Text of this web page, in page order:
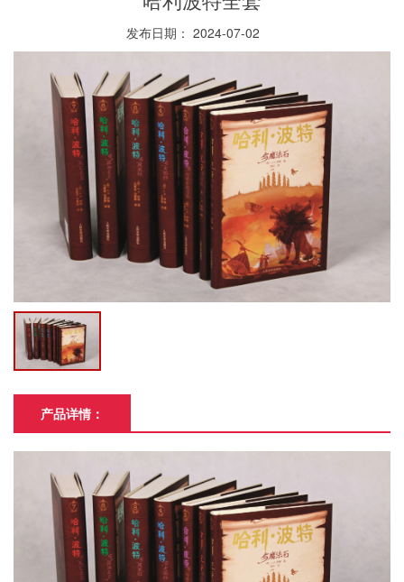
发布日期： 2024-07-02
产品详情：